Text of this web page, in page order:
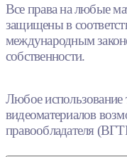
Все права на любые
защищены в
международным
собственности.
Любое использование
видеоматериалов
правообладателя